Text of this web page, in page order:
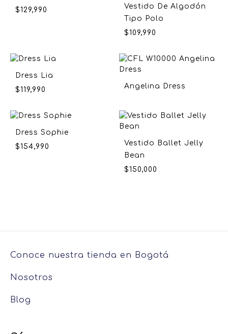
$129,990
Vestido De Algodón
Tipo Polo
$109,990
Dress Lia
$119,990 Angelina Dress
Dress Sophie
$154,990
Vestido Ballet Jelly
Bean
$150,000
Conoce nuestra tienda en Bogotá
Nosotros
Blog